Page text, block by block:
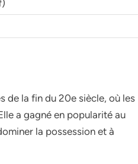
de la fin du 20e siècle, où les
a gagné en popularité au
la possession et à